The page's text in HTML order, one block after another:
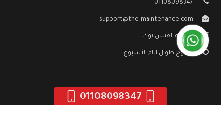
01108098347
support@the-maintenance.com
صفحة الفيس بوك
مفتوح طوال ايام الأسبوع
01108098347